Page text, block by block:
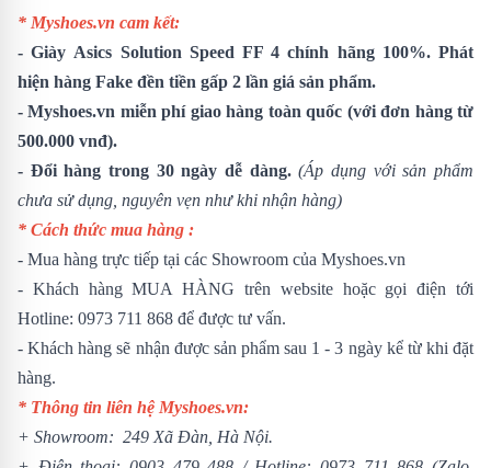
* Myshoes.vn cam kết:
-Giày Asics Solution Speed FF 4 chính hãng 100%. Phát
hiện hàng Fake đền tiền gấp 2 lần giá sản phẩm.
- Myshoes.vn miễn phí giao hàng toàn quốc (với đơn hàng từ
500.000 vnđ).
- Đổi hàng trong 30 ngày dễ dàng.(Áp dụng với sản phẩm
chưa sử dụng, nguyên vẹn như khi nhận hàng)
* Cách thức mua hàng :
- Mua hàng trực tiếp tại các Showroom của Myshoes.vn
- Khách hàng MUA HÀNG trên website hoặc gọi điện tới
Hotline: 0973 711 868 để được tư vấn.
- Khách hàng sẽ nhận được sản phẩm sau 1 - 3 ngày kể từ khi đặt
hàng.
* Thông tin liên hệ Myshoes.vn:
+ Showroom: 249 Xã Đàn, Hà Nội.